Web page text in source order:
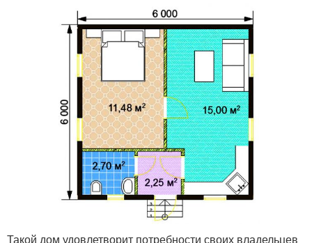
Такой дом удовлетворит потребности своих владельцев